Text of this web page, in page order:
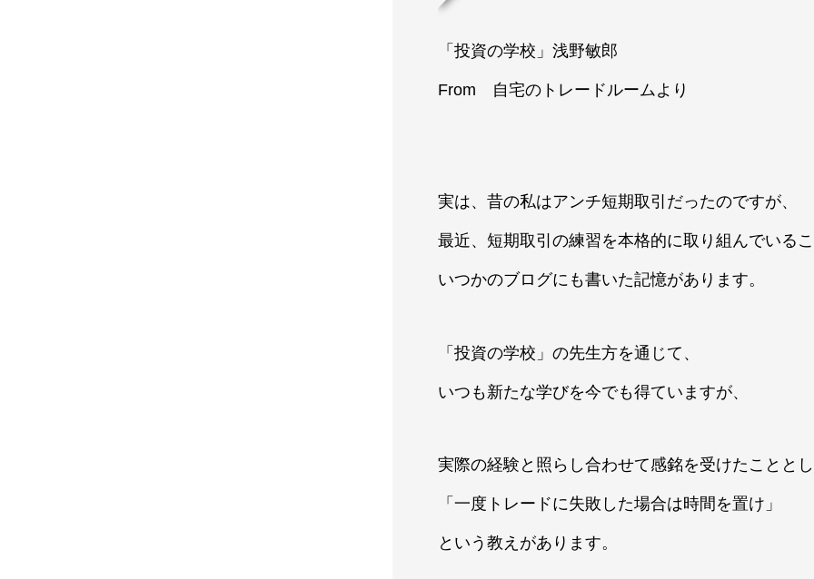
「投資の学校」浅野敏郎
From 自宅のトレードルームより
実は、昔の私はアンチ短期取引だったのですが、
最近、短期取引の練習を本格的に取り組んでいる
いつかのブログにも書いた記憶があります。
「投資の学校」の先生方を通じて、
いつも新たな学びを今でも得ていますが、
実際の経験と照らし合わせて感銘を受けたことと
「一度トレードに失敗した場合は時間を置け」
という教えがあります。